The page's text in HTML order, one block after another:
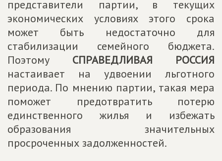
представители партии, в текущих
экономических условиях этого срока
может быть недостаточно для
стабилизации семейного бюджета.
Поэтому СПРАВЕДЛИВАЯ РОССИЯ
настаивает на удвоении льготного
периода. По мнению партии, такая мера
поможет предотвратить потерю
единственного жилья и избежать
образования значительных
просроченных задолженностей.